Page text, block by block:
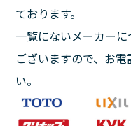
ております。
一覧にないメーカー
ございますので、お
い。